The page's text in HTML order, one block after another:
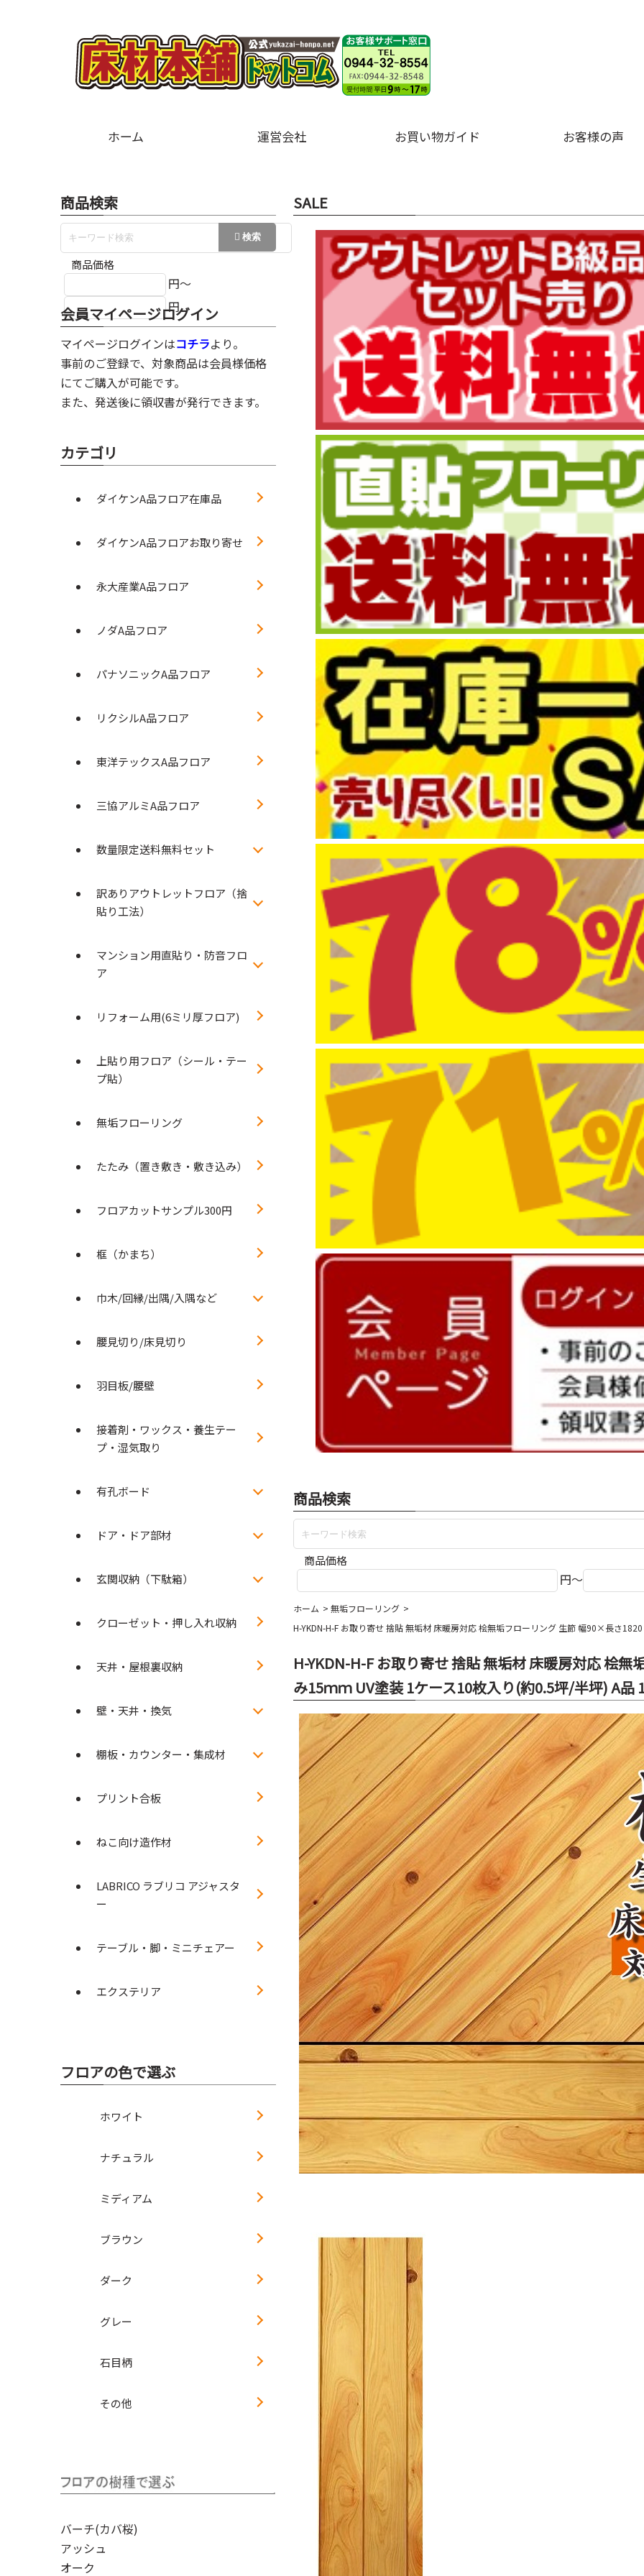
ホーム 運営会社 お買い物ガイド お客様の声
SALE
商品検索
商品価格
円～
ホーム
無垢フローリング
H-YKDN-H-F お取り寄せ 捨貼 無垢材 床暖房対応 桧無垢フローリング 生節 幅90×長さ
H-YKDN-H-F お取り寄せ 捨貼 無垢材 床暖房対応 桧
み15ｍｍ UV塗装 1ケース10枚入り(約0.5坪/半坪) A品
商品検索
商品価格
円～
円
会員マイページログイン
マイページログインはコチラより。
事前のご登録で、対象商品は会員様価格
にてご購入が可能です。
また、発送後に領収書が発行できます。
カテゴリ
ダイケンA品フロア在庫品
ダイケンA品フロアお取り寄せ
永大産業A品フロア
ノダA品フロア
パナソニックA品フロア
リクシルA品フロア
東洋テックスA品フロア
三協アルミA品フロア
数量限定送料無料セット
訳ありアウトレットフロア（捨
貼り工法）
マンション用直貼り・防音フロ
ア
リフォーム用(6ミリ厚フロア)
上貼り用フロア（シール・テー
プ貼）
無垢フローリング
たたみ（置き敷き・敷き込み）
フロアカットサンプル300円
框（かまち）
巾木/回縁/出隅/入隅など
腰見切り/床見切り
羽目板/腰壁
接着剤・ワックス・養生テー
プ・湿気取り
有孔ボード
ドア・ドア部材
玄関収納（下駄箱）
クローゼット・押し入れ収納
天井・屋根裏収納
壁・天井・換気
棚板・カウンター・集成材
プリント合板
ねこ向け造作材
LABRICO ラブリコ アジャスタ
ー
テーブル・脚・ミニチェアー
エクステリア
フロアの色で選ぶ
ホワイト
ナチュラル
ミディアム
ブラウン
ダーク
グレー
石目柄
その他
バーチ(カバ桜)
アッシュ
オーク